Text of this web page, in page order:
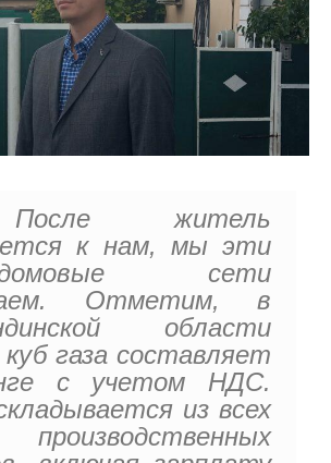
житель
к нам, мы эти
сети
Отметим, в
области
куб газа составляет
с учетом НДС.
из всех